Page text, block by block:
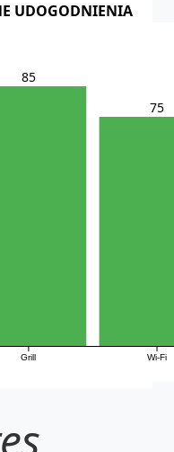
UDOGODNIENIA
Grill Wi-Fi
85
75